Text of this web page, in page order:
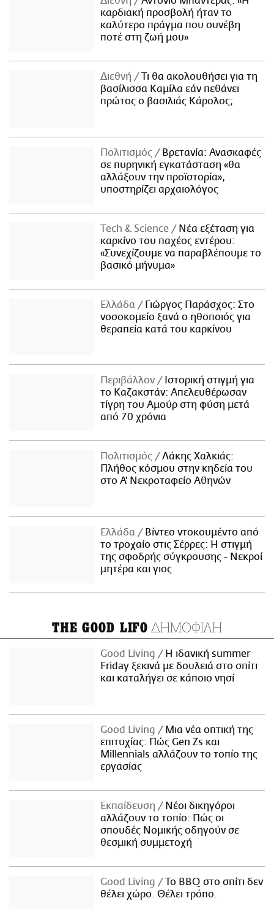
καρδιακή προσβολή ήταν το
καλύτερο πράγμα που συνέβη
ποτέ στη ζωή μου»
Διεθνή
Τι θα ακολουθήσει για τη
βασίλισσα Καμίλα εάν πεθάνει
πρώτος ο βασιλιάς Κάρολος;
Πολιτισμός
Βρετανία: Ανασκαφές
σε πυρηνική εγκατάσταση «θα
αλλάξουν την προϊστορία»,
υποστηρίζει αρχαιολόγος
Τech & Science
Νέα εξέταση για
καρκίνο του παχέος εντέρου:
«Συνεχίζουμε να παραβλέπουμε το
βασικό μήνυμα»
Ελλάδα
Γιώργος Παράσχος: Στο
νοσοκομείο ξανά ο ηθοποιός για
θεραπεία κατά του καρκίνου
Περιβάλλον
Ιστορική στιγμή για
το Καζακστάν: Απελευθέρωσαν
τίγρη του Αμούρ στη φύση μετά
από 70 χρόνια
Πολιτισμός
Λάκης Χαλκιάς:
Πλήθος κόσμου στην κηδεία του
στο Α' Νεκροταφείο Αθηνών
Ελλάδα
Βίντεο ντοκουμέντο από
το τροχαίο στις Σέρρες: Η στιγμή
της σφοδρής σύγκρουσης - Νεκροί
μητέρα και γιος
THE GOOD LIFO ΔΗΜΟΦΙΛΗ
Good Living
Η ιδανική summer
Friday ξεκινά με δουλειά στο σπίτι
και καταλήγει σε κάποιο νησί
Good Living
Μια νέα οπτική της
επιτυχίας: Πώς Gen Zs και
Millennials αλλάζουν το τοπίο της
εργασίας
Εκπαίδευση
Νέοι δικηγόροι
αλλάζουν το τοπίο: Πώς οι
σπουδές Νομικής οδηγούν σε
θεσμική συμμετοχή
Good Living
Το BBQ στο σπίτι δεν
θέλει χώρο. Θέλει τρόπο.